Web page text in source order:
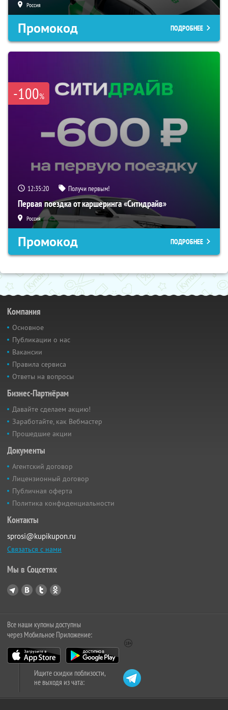
Россия
Промокод ПОДРОБНЕЕ
-100%
12:35:20 Получи первым!
Первая поездка от каршеринга «Ситидрайв»
Россия
Промокод ПОДРОБНЕЕ
Компания
Основное
Публикации о нас
Вакансии
Правила сервиса
Ответы на вопросы
Бизнес-Партнёрам
Давайте сделаем акцию!
Заработайте, как Вебмастер
Прошедшие акции
Документы
Агентский договор
Лицензионный договор
Публичная оферта
Политика конфиденциальности
Контакты
sprosi@kupikupon.ru
Связаться с нами
Мы в Соцсетях
Все наши купоны доступны
через Мобильное Приложение:
Ищите скидки поблизости,
не выходя из чата: